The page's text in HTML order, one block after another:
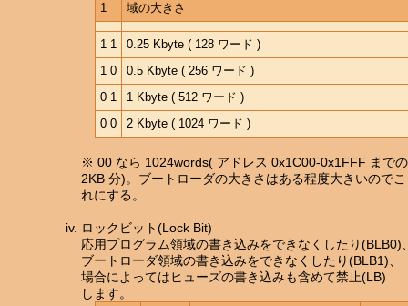
1
域の大きさ
1 1
0.25 Kbyte ( 128 ワード )
1 0
0.5 Kbyte ( 256 ワード )
0 1
1 Kbyte ( 512 ワード )
0 0
2 Kbyte ( 1024 ワード )
※ 00 なら 1024words( アドレス 0x1C00-0x1FFF までの
2KB 分)。ブートローダの大きさはある程度大きいのでこ
れにする。
ロックビット(Lock Bit)
応用プログラム領域の書き込みをできなくしたり(BLB0)
ブートローダ領域の書き込みをできなくしたり(BLB1)、
場合によってはヒューズの書き込みも含めて禁止(LB)
します。